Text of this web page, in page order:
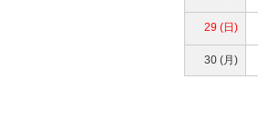
29 (日)
30 (月)